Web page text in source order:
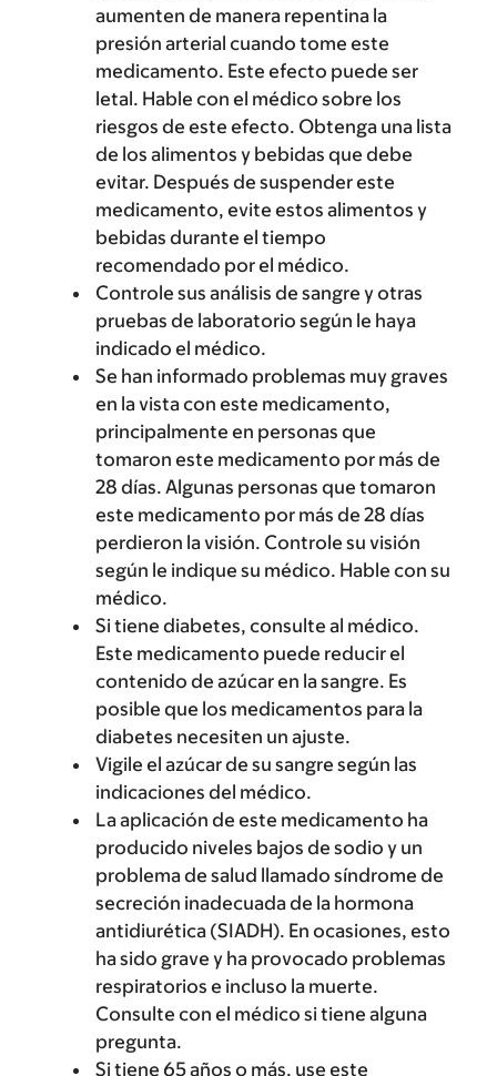
aumenten de manera repentina la
presión arterial cuando tome este
medicamento. Este efecto puede ser
letal. Hable con el médico sobre los
riesgos de este efecto. Obtenga una lista
de los alimentos y bebidas que debe
evitar. Después de suspender este
medicamento, evite estos alimentos y
bebidas durante el tiempo
recomendado por el médico.
Controle sus análisis de sangre y otras
pruebas de laboratorio según le haya
indicado el médico.
Se han informado problemas muy graves
en la vista con este medicamento,
principalmente en personas que
tomaron este medicamento por más de
28 días. Algunas personas que tomaron
este medicamento por más de 28 días
perdieron la visión. Controle su visión
según le indique su médico. Hable con su
médico.
Si tiene diabetes, consulte al médico.
Este medicamento puede reducir el
contenido de azúcar en la sangre. Es
posible que los medicamentos para la
diabetes necesiten un ajuste.
Vigile el azúcar de su sangre según las
indicaciones del médico.
La aplicación de este medicamento ha
producido niveles bajos de sodio y un
problema de salud llamado síndrome de
secreción inadecuada de la hormona
antidiurética (SIADH). En ocasiones, esto
ha sido grave y ha provocado problemas
respiratorios e incluso la muerte.
Consulte con el médico si tiene alguna
pregunta.
Si tiene 65 años o más, use este